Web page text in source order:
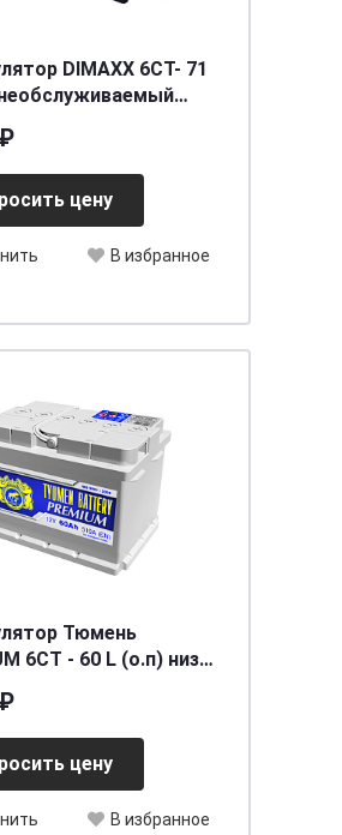
DIMAXX 6СТ- 71
цену
В избранное
Тюмень
низ.
цену
В избранное